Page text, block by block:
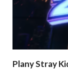
Plany Stray